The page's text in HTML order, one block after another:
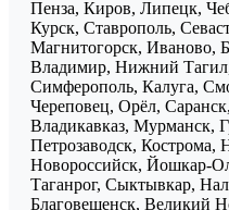
Пенза, Киров, Липецк,
Курск, Ставрополь,
Магнитогорск, Иваново,
Владимир, Нижний
Симферополь, Калуга,
Череповец, Орёл,
Владикавказ, Мурманск,
Петрозаводск, Кострома,
Новороссийск, Йошкар-
Таганрог, Сыктывкар,
Благовещенск, Великий